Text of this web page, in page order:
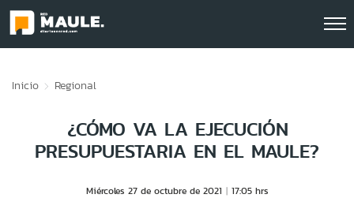
Inicio Regional
¿CÓMO VA LA EJECUCIÓN
PRESUPUESTARIA EN EL MAULE?
Miércoles 27 de octubre de 2021 17:05 hrs